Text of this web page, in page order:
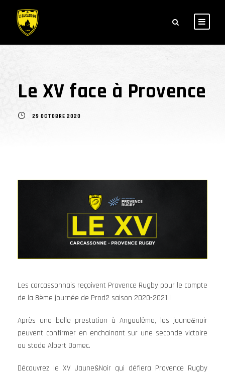
Le XV face à Provence
29 OCTOBRE 2020
Les carcassonnais reçoivent Provence Rugby pour le compte
de la 8ème journée de Prod2 saison 2020-2021 !
Après une belle prestation à Angoulême, les jaune&noir
peuvent confirmer en enchainant sur une seconde victoire
au stade Albert Domec.
Découvrez le XV Jaune&Noir qui défiera Provence Rugby